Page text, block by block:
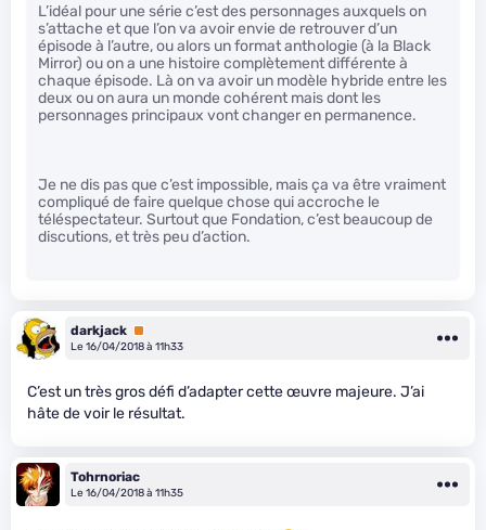
L’idéal pour une série c’est des personnages auxquels on
s’attache et que l’on va avoir envie de retrouver d’un
épisode à l’autre, ou alors un format anthologie (à la Black
Mirror) ou on a une histoire complètement différente à
chaque épisode. Là on va avoir un modèle hybride entre les
deux ou on aura un monde cohérent mais dont les
personnages principaux vont changer en permanence.
Je ne dis pas que c’est impossible, mais ça va être vraiment
compliqué de faire quelque chose qui accroche le
téléspectateur. Surtout que Fondation, c’est beaucoup de
discutions, et très peu d’action.
darkjack Premium
Le 16/04/2018 à 11h33
C’est un très gros défi d’adapter cette œuvre majeure. J’ai
hâte de voir le résultat.
Tohrnoriac
Le 16/04/2018 à 11h35